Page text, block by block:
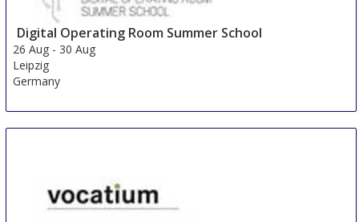
Digital Operating Room Summer School
26 Aug - 30 Aug
Leipzig
Germany